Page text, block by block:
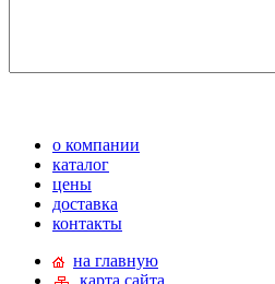
о компании
каталог
цены
доставка
контакты
на главную